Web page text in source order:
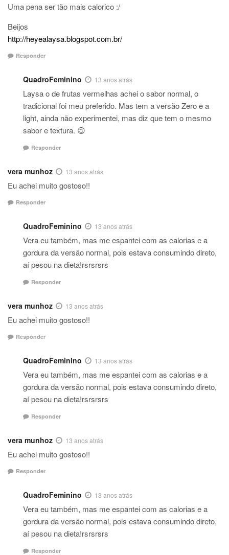
Uma pena ser tão mais calorico :/
Beijos
http://heyealaysa.blogspot.com.br/
Responder
QuadroFeminino 13 anos atrás
Laysa o de frutas vermelhas achei o sabor normal, o
tradicional foi meu preferido. Mas tem a versão Zero e a
light, ainda não experimentei, mas diz que tem o mesmo
sabor e textura. 😉
Responder
vera munhoz 13 anos atrás
Eu achei muito gostoso!!
Responder
QuadroFeminino 13 anos atrás
Vera eu também, mas me espantei com as calorias e a
gordura da versão normal, pois estava consumindo direto,
aí pesou na dieta!rsrsrsrs
Responder
vera munhoz 13 anos atrás
Eu achei muito gostoso!!
Responder
QuadroFeminino 13 anos atrás
Vera eu também, mas me espantei com as calorias e a
gordura da versão normal, pois estava consumindo direto,
aí pesou na dieta!rsrsrsrs
Responder
vera munhoz 13 anos atrás
Eu achei muito gostoso!!
Responder
QuadroFeminino 13 anos atrás
Vera eu também, mas me espantei com as calorias e a
gordura da versão normal, pois estava consumindo direto,
aí pesou na dieta!rsrsrsrs
Responder